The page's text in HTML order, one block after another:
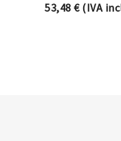
53,48€(IVA